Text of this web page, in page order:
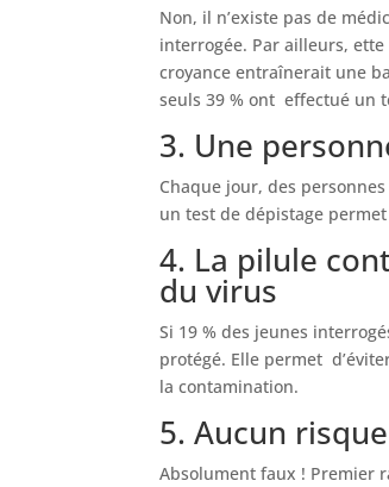
Non, il n’existe pas de
interrogée. Par ailleurs, ette
croyance entraînerait une
seuls 39 % ont effectué un
3. Une
Chaque jour, des
un test de dépistage
4. La pilule
du virus
Si 19 % des jeunes
protégé. Elle permet
la contamination.
5. Aucun
Absolument faux ! Premier